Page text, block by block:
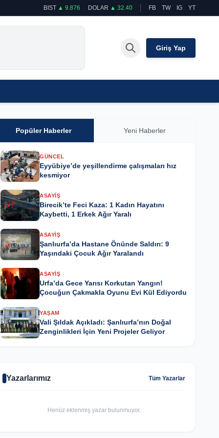
BIST ▲ 9.876 DOLAR ▲ 32.40 FB TW IG YT
Giriş Yap
Popüler Haberler Yeni Haberler
GÜNCEL
Eyyübiye’de yeşillendirme çalışmaları hız
kesmiyor
ASAYIŞ
Birecik’te Feci Kaza: 1 Kadın Hayatını
Kaybetti, 1 Erkek Ağır Yaralı
ASAYIŞ
Şanlıurfa’da Hastane Önünde Saldırı: 9
Yaşındaki Çocuk Ağır Yaralandı
ASAYIŞ
Urfa’da Gece Yarısı Korkutan Yangın!
Çocuğun Çakmakla Oyunu Evi Kül Ediyordu
YAŞAM
Vali Şıldak Açıkladı: Şanlıurfa’nın Doğal
Zenginlikleri İçin Yeni Projeler Geliyor
Yazarlarımız Tüm Yazarlar
Henüz eklenmiş yazar bulunmuyor.